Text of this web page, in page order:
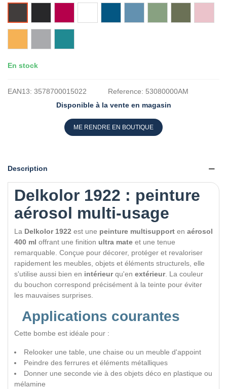
En stock
EAN13: 3578700015022 Reference: 53080000AM
Disponible à la vente en magasin
ME RENDRE EN BOUTIQUE
Description
Delkolor 1922 : peinture
aérosol multi-usage
La Delkolor 1922 est une peinture multisupport en aérosol
400 ml offrant une finition ultra mate et une tenue
remarquable. Conçue pour décorer, protéger et revaloriser
rapidement les meubles, objets et éléments structurels, elle
s'utilise aussi bien en intérieurqu'en extérieur. La couleur
du bouchon correspond précisément à la teinte pour éviter
les mauvaises surprises.
Applications courantes
Cette bombe est idéale pour :
Relooker une table, une chaise ou un meuble d'appoint
Peindre des ferrures et éléments métalliques
Donner une seconde vie à des objets déco en plastique ou
mélamine